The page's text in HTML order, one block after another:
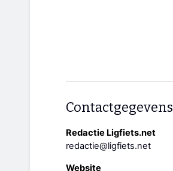
Contactgegevens
Redactie Ligfiets.net
redactie@ligfiets.net
Website